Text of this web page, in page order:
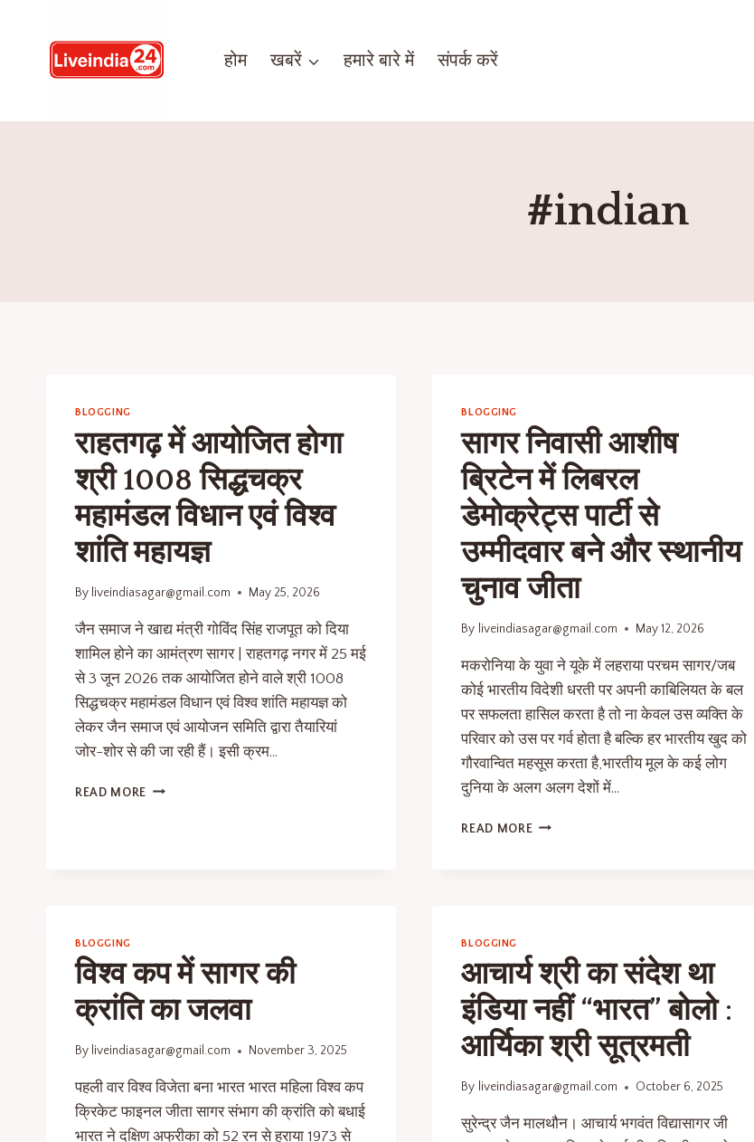
होम खबरें हमारे बारे में संपर्क करें
#indian
BLOGGING
राहतगढ़ में आयोजित होगा
श्री 1008 सिद्धचक्र
महामंडल विधान एवं विश्व
शांति महायज्ञ
By liveindiasagar@gmail.com May 25, 2026
जैन समाज ने खाद्य मंत्री गोविंद सिंह राजपूत को दिया
शामिल होने का आमंत्रण सागर | राहतगढ़ नगर में 25 मई
से 3 जून 2026 तक आयोजित होने वाले श्री 1008
सिद्धचक्र महामंडल विधान एवं विश्व शांति महायज्ञ को
लेकर जैन समाज एवं आयोजन समिति द्वारा तैयारियां
जोर-शोर से की जा रही हैं। इसी क्रम…
READ MORE
BLOGGING
सागर निवासी आशीष
ब्रिटेन में लिबरल
डेमोक्रेट्स पार्टी से
उम्मीदवार बने और स्थानीय
चुनाव जीता
By liveindiasagar@gmail.com May 12, 2026
मकरोनिया के युवा ने यूके में लहराया परचम सागर/जब
कोई भारतीय विदेशी धरती पर अपनी काबिलियत के बल
पर सफलता हासिल करता है तो ना केवल उस व्यक्ति के
परिवार को उस पर गर्व होता है बल्कि हर भारतीय खुद को
गौरवान्वित महसूस करता है,भारतीय मूल के कई लोग
दुनिया के अलग अलग देशों में…
READ MORE
BLOGGING
विश्व कप में सागर की
क्रांति का जलवा
By liveindiasagar@gmail.com November 3, 2025
पहली वार विश्व विजेता बना भारत भारत महिला विश्व कप
क्रिकेट फाइनल जीता सागर संभाग की क्रांति को बधाई
भारत ने दक्षिण अफ्रीका को 52 रन से हराया 1973 से
BLOGGING
आचार्य श्री का संदेश था
इंडिया नहीं “भारत” बोलो :
आर्यिका श्री सूत्रमती
By liveindiasagar@gmail.com October 6, 2025
सुरेन्द्र जैन मालथौन। आचार्य भगवंत विद्यासागर जी